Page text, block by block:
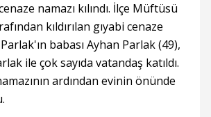
namazı kılındı. İlçe Müftüsü
kıldırılan gıyabi cenaze
babası Ayhan Parlak (49),
ile çok sayıda vatandaş katıldı.
ardından evinin önünde